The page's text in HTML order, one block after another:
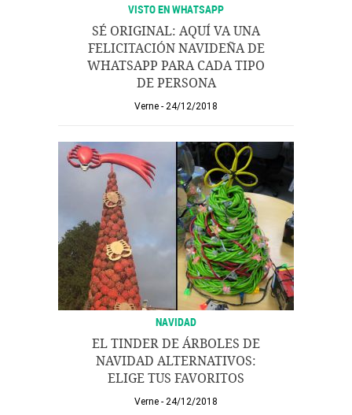
VISTO EN WHATSAPP
SÉ ORIGINAL: AQUÍ VA UNA
FELICITACIÓN NAVIDEÑA DE
WHATSAPP PARA CADA TIPO
DE PERSONA
Verne 24/12/2018
NAVIDAD
EL TINDER DE ÁRBOLES DE
NAVIDAD ALTERNATIVOS:
ELIGE TUS FAVORITOS
Verne 24/12/2018